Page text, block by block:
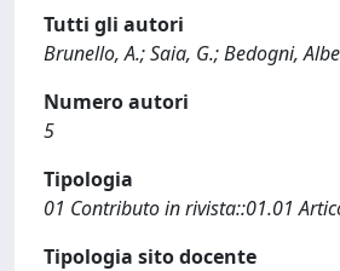
Tutti gli autori
Brunello, A.; Saia, G.; Bedogni,
Numero autori
5
Tipologia
01 Contributo in rivista::01.01
Tipologia sito docente